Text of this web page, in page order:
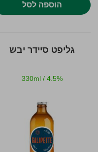
הוספה לסל
גליפט סיידר יבש
330ml / 4.5%